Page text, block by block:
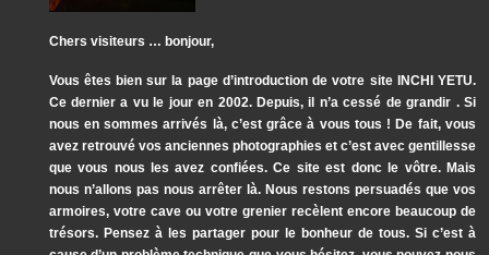
Chers visiteurs … bonjour,
Vous êtes bien sur la page d’introduction de votre site INCHI YETU.
Ce dernier a vu le jour en 2002. Depuis, il n’a cessé de grandir . Si
nous en sommes arrivés là, c’est grâce à vous tous ! De fait, vous
avez retrouvé vos anciennes photographies et c’est avec gentillesse
que vous nous les avez confiées. Ce site est donc le vôtre. Mais
nous n’allons pas nous arrêter là. Nous restons persuadés que vos
armoires, votre cave ou votre grenier recèlent encore beaucoup de
trésors. Pensez à les partager pour le bonheur de tous. Si c’est à